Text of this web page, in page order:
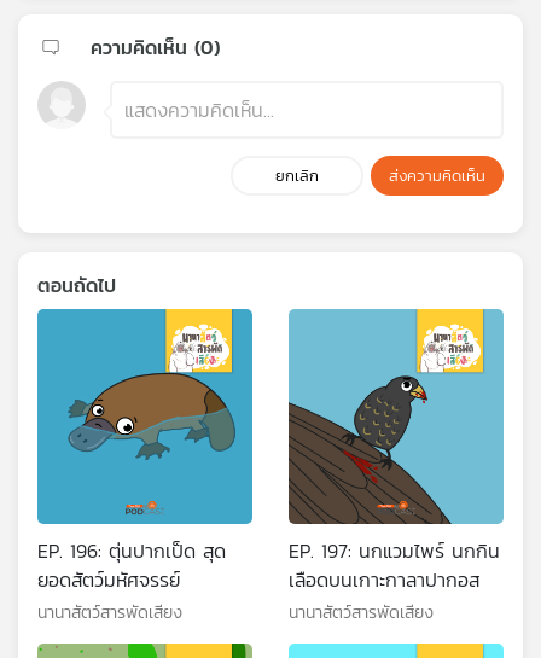
ความคิดเห็น (0)
ยกเลิก ส่งความคิดเห็น
ตอนถัดไป
EP. 196: ตุ่นปากเป็ด สุด
ยอดสัตว์มหัศจรรย์
นานาสัตว์สารพัดเสียง
EP. 197: นกแวมไพร์ นกกิน
เลือดบนเกาะกาลาปากอส
นานาสัตว์สารพัดเสียง